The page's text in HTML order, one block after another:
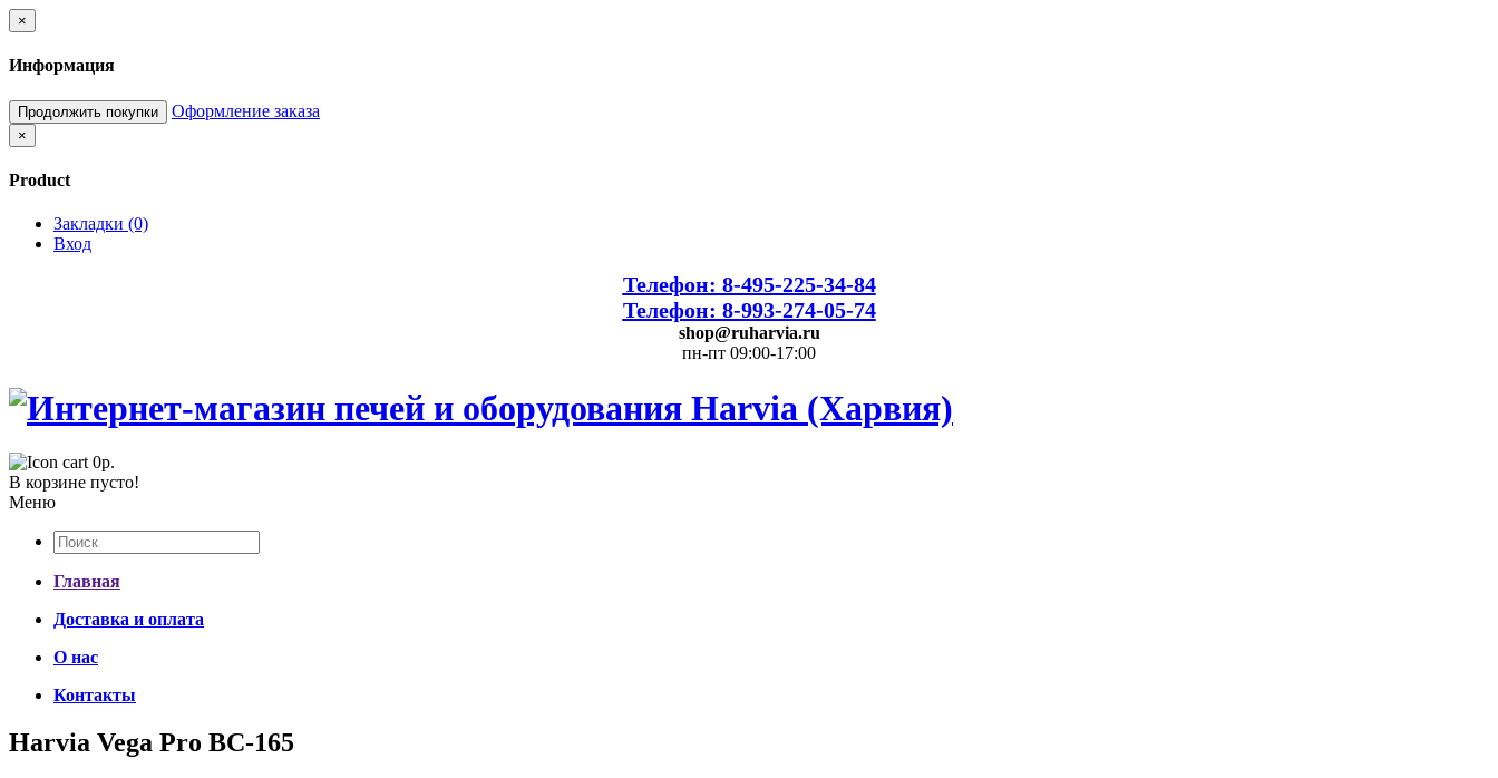
×
Информация
Продолжить покупки Оформление заказа
×
Product
Закладки (0)
Вход
Телефон: 8-495-225-34-84
Телефон: 8-993-274-05-74
shop@ruharvia.ru
пн-пт 09:00-17:00
0р.
В корзине пусто!
Меню
Главная
Доставка и оплата
О нас
Контакты
Harvia Vega Pro BC-165